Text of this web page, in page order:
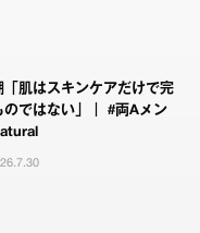
「肌はスキンケアだけで完
のではない」｜ #両Aメン